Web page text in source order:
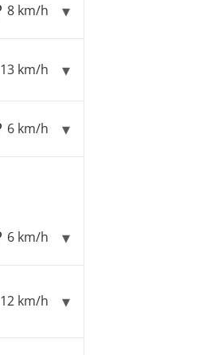
8 km/h
13 km/h
6 km/h
6 km/h
12 km/h